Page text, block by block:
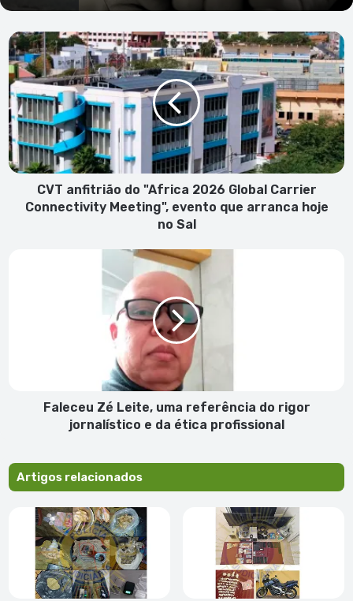
CVT
anfitrião
do
"Africa
2026
Global
Carrier
Connectivity
Meeting",
evento
que
CVT anfitrião do "Africa 2026 Global Carrier
Connectivity Meeting", evento que arranca hoje
no Sal
Faleceu Zé Leite, uma referência do rigor
jornalístico e da ética profissional
Artigos relacionados